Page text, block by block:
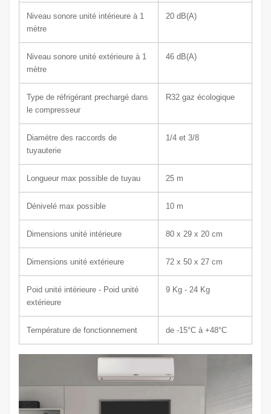
Niveau sonore unité intérieure à 1
mètre
20 dB(A)
Niveau sonore unité extérieure à 1
mètre
46 dB(A)
Type de réfrigérant prechargé dans
le compresseur
R32 gaz écologique
Diamètre des raccords de
tuyauterie
1/4 et 3/8
Longueur max possible de tuyau 25 m
Dénivelé max possible 10 m
Dimensions unité intérieure 80 x 29 x 20 cm
Dimensions unité extérieure 72 x 50 x 27 cm
Poid unité intérieure - Poid unité
extérieure
9 Kg - 24 Kg
Température de fonctionnement de -15°C à +48°C